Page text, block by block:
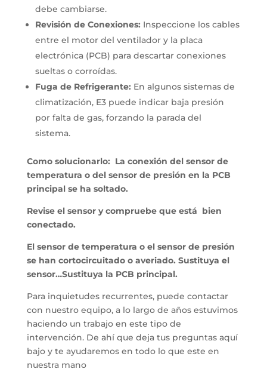
debe cambiarse.
Revisión de Conexiones: Inspeccione los cables
entre el motor del ventilador y la placa
electrónica (PCB) para descartar conexiones
sueltas o corroídas.
Fuga de Refrigerante: En algunos sistemas de
climatización, E3 puede indicar baja presión
por falta de gas, forzando la parada del
sistema.
Como solucionarlo: La conexión del sensor de
temperatura o del sensor de presión en la PCB
principal se ha soltado.
Revise el sensor y compruebe que está bien
conectado.
El sensor de temperatura o el sensor de presión
se han cortocircuitado o averiado. Sustituya el
sensor…Sustituya la PCB principal.
Para inquietudes recurrentes, puede contactar
con nuestro equipo, a lo largo de años estuvimos
haciendo un trabajo en este tipo de
intervención. De ahí que deja tus preguntas aquí
bajo y te ayudaremos en todo lo que este en
nuestra mano